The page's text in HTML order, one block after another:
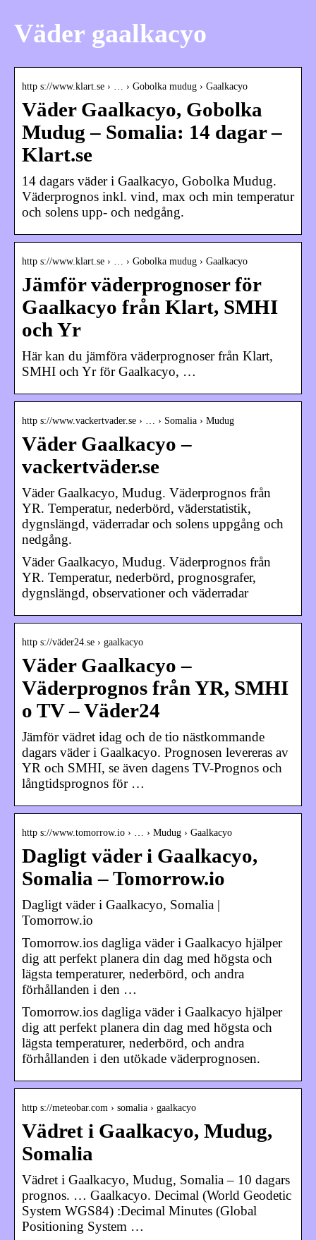
Väder gaalkacyo
http s://www.klart.se › … › Gobolka mudug › Gaalkacyo
Väder Gaalkacyo, Gobolka
Mudug – Somalia: 14 dagar –
Klart.se
14 dagars väder i Gaalkacyo, Gobolka Mudug.
Väderprognos inkl. vind, max och min temperatur
och solens upp- och nedgång.
http s://www.klart.se › … › Gobolka mudug › Gaalkacyo
Jämför väderprognoser för
Gaalkacyo från Klart, SMHI
och Yr
Här kan du jämföra väderprognoser från Klart,
SMHI och Yr för Gaalkacyo, …
http s://www.vackertvader.se › … › Somalia › Mudug
Väder Gaalkacyo –
vackertväder.se
Väder Gaalkacyo, Mudug. Väderprognos från
YR. Temperatur, nederbörd, väderstatistik,
dygnslängd, väderradar och solens uppgång och
nedgång.
Väder Gaalkacyo, Mudug. Väderprognos från
YR. Temperatur, nederbörd, prognosgrafer,
dygnslängd, observationer och väderradar
http s://väder24.se › gaalkacyo
Väder Gaalkacyo –
Väderprognos från YR, SMHI
o TV – Väder24
Jämför vädret idag och de tio nästkommande
dagars väder i Gaalkacyo. Prognosen levereras av
YR och SMHI, se även dagens TV-Prognos och
långtidsprognos för …
http s://www.tomorrow.io › … › Mudug › Gaalkacyo
Dagligt väder i Gaalkacyo,
Somalia – Tomorrow.io
Dagligt väder i Gaalkacyo, Somalia |
Tomorrow.io
Tomorrow.ios dagliga väder i Gaalkacyo hjälper
dig att perfekt planera din dag med högsta och
lägsta temperaturer, nederbörd, och andra
förhållanden i den …
Tomorrow.ios dagliga väder i Gaalkacyo hjälper
dig att perfekt planera din dag med högsta och
lägsta temperaturer, nederbörd, och andra
förhållanden i den utökade väderprognosen.
http s://meteobar.com › somalia › gaalkacyo
Vädret i Gaalkacyo, Mudug,
Somalia
Vädret i Gaalkacyo, Mudug, Somalia – 10 dagars
prognos. … Gaalkacyo. Decimal (World Geodetic
System WGS84) :Decimal Minutes (Global
Positioning System …